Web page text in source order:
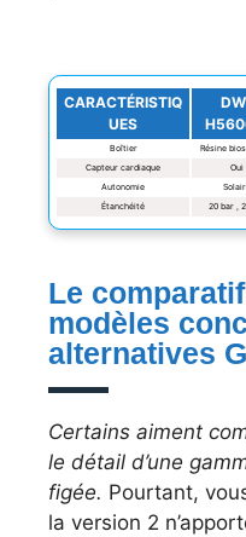
CARACTÉRISTIQ
UES
Boîtier Résine
Capteur cardiaque
Oui
Autonomie
Étanchéité
20 bar ,
Le
modèles
alternatives
Certains aiment
le détail d’une
figée. Pourtant,
la version 2